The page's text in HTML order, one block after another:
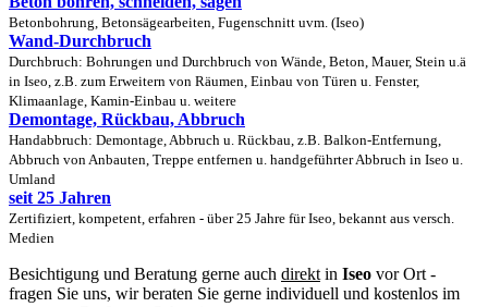
Betonbohrung, Betonsägearbeiten, Fugenschnitt uvm. (Iseo)
Wand-Durchbruch
Durchbruch: Bohrungen und Durchbruch von Wände, Beton, Mauer, Stein u.ä
in Iseo, z.B. zum Erweitern von Räumen, Einbau von Türen u. Fenster,
Klimaanlage, Kamin-Einbau u. weitere
Demontage, Rückbau, Abbruch
Handabbruch: Demontage, Abbruch u. Rückbau, z.B. Balkon-Entfernung,
Abbruch von Anbauten, Treppe entfernen u. handgeführter Abbruch in Iseo u.
Umland
seit 25 Jahren
Zertifiziert, kompetent, erfahren - über 25 Jahre für Iseo, bekannt aus versch.
Medien
Besichtigung und Beratung gerne auch direkt in Iseo vor Ort -
fragen Sie uns, wir beraten Sie gerne individuell und kostenlos im